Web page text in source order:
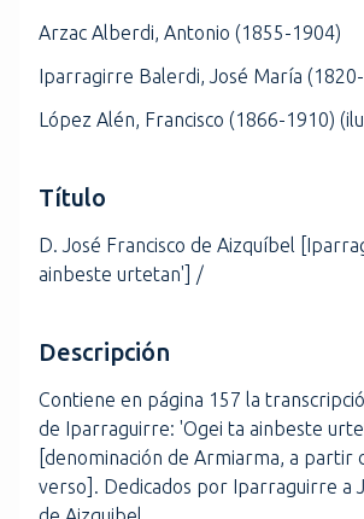
Arzac Alberdi, Antonio (1855-1904)
Iparragirre Balerdi, José María
López Alén, Francisco (1866-1910)
Título
D. José Francisco de Aizquíbel
ainbeste urtetan'] /
Descripción
Contiene en página 157 la
de Iparraguirre: 'Ogei ta ainbeste
[denominación de Armiarma, a partir
verso]. Dedicados por Iparraguirre a